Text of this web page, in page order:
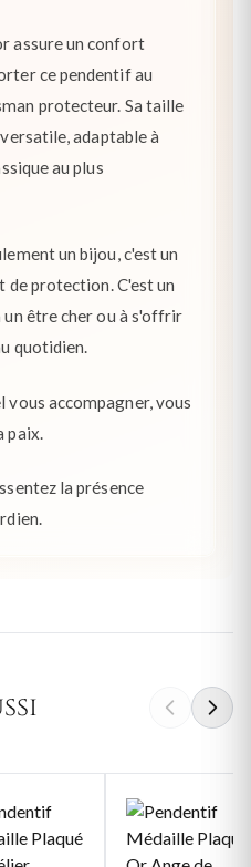
assure un confort
ce pendentif au
protecteur. Sa taille
adaptable à
au plus
un bijou, c'est un
de protection. C'est un
être cher ou à s'offrir
quotidien.
vous accompagner, vous
paix.
la présence